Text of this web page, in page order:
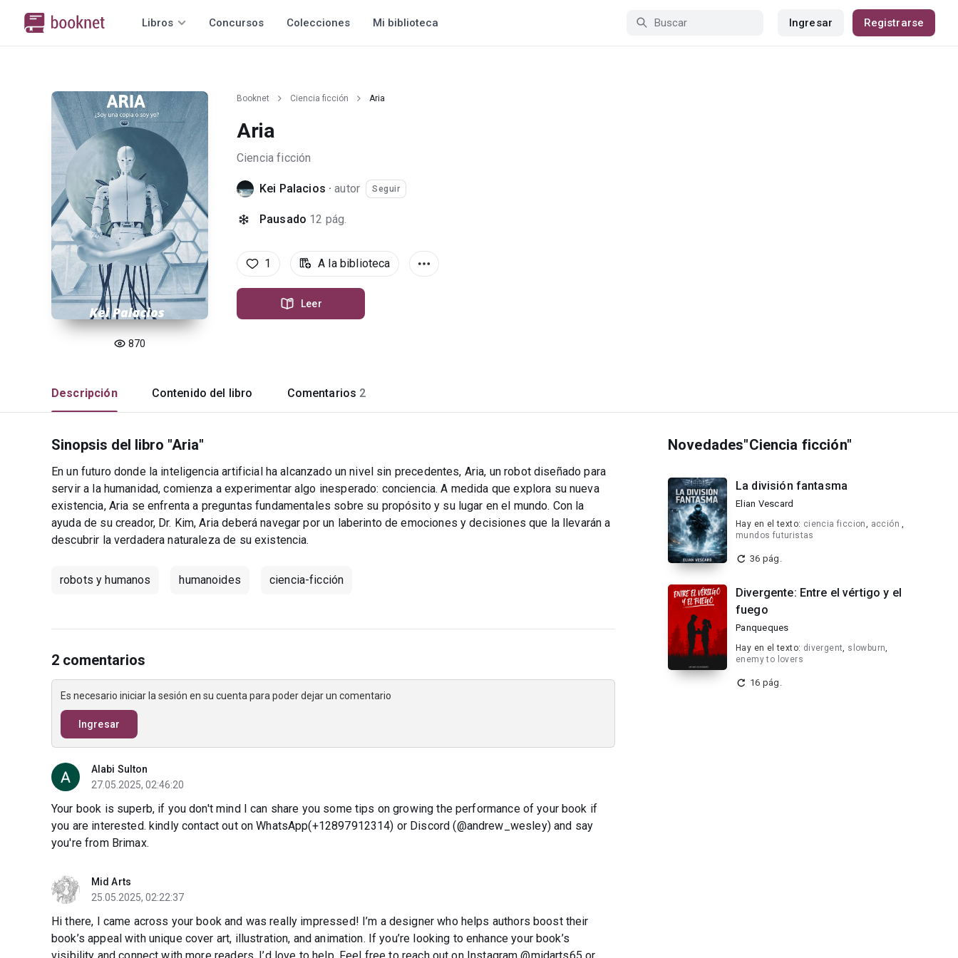
Libros Concursos Colecciones Mi biblioteca Ingresar Registrarse
870
Booknet Ciencia ficción Aria
Aria
Ciencia ficción
Kei Palacios ·autor Seguir
Pausado 12 pág.
1 A la biblioteca
Leer
Descripción Contenido del libro Comentarios 2
Sinopsis del libro "Aria"
En un futuro donde la inteligencia artificial ha alcanzado un nivel sin precedentes, Aria, un robot diseñado para
servir a la humanidad, comienza a experimentar algo inesperado: conciencia. A medida que explora su nueva
existencia, Aria se enfrenta a preguntas fundamentales sobre su propósito y su lugar en el mundo. Con la
ayuda de su creador, Dr. Kim, Aria deberá navegar por un laberinto de emociones y decisiones que la llevarán a
descubrir la verdadera naturaleza de su existencia.
robots y humanos humanoides ciencia-ficción
2 comentarios
Es necesario iniciar la sesión en su cuenta para poder dejar un comentario
Ingresar
Alabi Sulton
27.05.2025, 02:46:20
Your book is superb, if you don't mind I can share you some tips on growing the performance of your book if
you are interested. kindly contact out on WhatsApp‪(+12897912314‬‬‬‬) or Discord (@andrew_wesley) and say
you're from Brimax.
Mid Arts
25.05.2025, 02:22:37
Hi there, I came across your book and was really impressed! I’m a designer who helps authors boost their
book’s appeal with unique cover art, illustration, and animation. If you’re looking to enhance your book’s
Novedades"Ciencia ficción"
La división fantasma
Elian Vescard
Hay en el texto: ciencia ficcion, acción,
mundos futuristas
36 pág.
Divergente: Entre el vértigo y el
fuego
Panqueques
Hay en el texto: divergent, slowburn,
enemy to lovers
16 pág.